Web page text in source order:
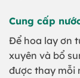
Cung cấp
Để hoa lay ơn
xuyên và bổ
được thay mỗi